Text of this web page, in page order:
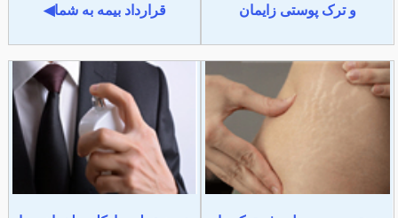
و ترک پوستی زایمان
قرارداد بیمه به شما◀